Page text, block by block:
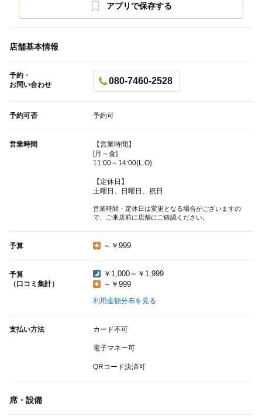
アプリで保存する
店舗基本情報
予約・
お問い合わせ
080-7460-2528
予約可否 予約可
営業時間
【営業時間】
[月～金]
11:00～14:00(L.O)
【定休日】
土曜日、日曜日、祝日
営業時間・定休日は変更となる場合がございますの
で、ご来店前に店舗にご確認ください。
予算 ～￥999
予算
（口コミ集計）
￥1,000～￥1,999
～￥999
利用金額分布を見る
支払い方法 カード不可
電子マネー可
QRコード決済可
席・設備